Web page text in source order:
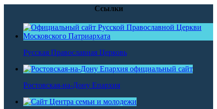
Ссылки
Русская Православная Церковь
Ростовская-на-Дону Епархия